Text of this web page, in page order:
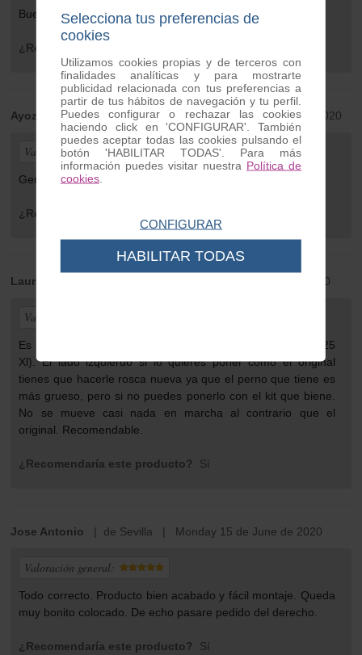
Buen servicio y rápido. Muchas gracias.
¿Recomendaría este producto?
Ayoze Mendez| de Canarias | Friday 28 de August de 2020
Valoración general:
Genial.
¿Recomendaría este producto?
Laura | de La Selva del Camp | Friday 03 de July de 2020
Valoración general:
Es muy bonito y queda mucho mejor que el original (Pk 125
Xl). El lado izquierdo si lo quieres poner como el original
tienes que hacerle rosca nueva ya que el perno que tiene es
más grueso, pero si no puedes ponerlo con el kit que biene.
No se mueve casi nada en marcha al contrario que el
original. Recomendable.
¿Recomendaría este producto? Sí
Jose Antonio | de Sevilla | Monday 15 de June de 2020
Valoración general:
Todo correcto. Producto bien acabado y fácil montaje. Queda
muy bonito colocado. De echo pasare pedido del derecho.
¿Recomendaría este producto? Sí
Selecciona tus preferencias de
cookies
Utilizamos cookies propias y de terceros con
finalidades analíticas y para mostrarte
publicidad relacionada con tus preferencias a
partir de tus hábitos de navegación y tu perfil.
Puedes configurar o rechazar las cookies
haciendo click en 'CONFIGURAR'. También
puedes aceptar todas las cookies pulsando el
botón 'HABILITAR TODAS'. Para más
información puedes visitar nuestra Política de
cookies.
CONFIGURAR
HABILITAR TODAS